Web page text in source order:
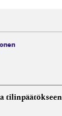
tilinpäätökseen